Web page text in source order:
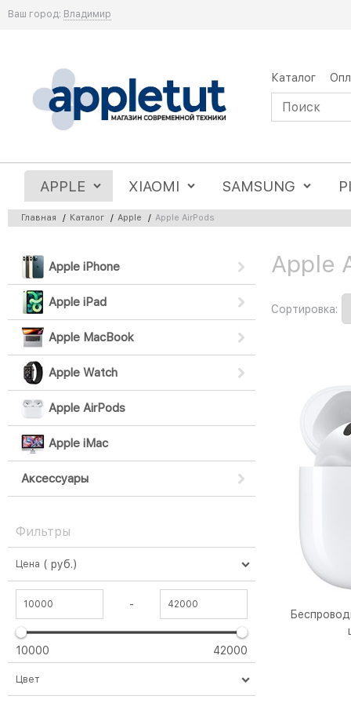
Ваш город: Владимир
Каталог
APPLE XIAOMI SAMSUNG
Главная / Каталог / Apple / Apple AirPods
Apple iPhone
Apple iPad
Apple MacBook
Apple Watch
Apple AirPods
Apple iMac
Аксессуары
Фильтры
Цена ( руб.)
-
10000 42000
Цвет
Найдено товаров: Apple
Сортировка: